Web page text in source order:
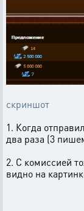
скриншот
1. Когда
два раза (3
2. С комиссией
видно на